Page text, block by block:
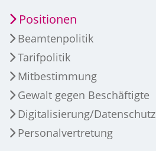
Positionen
Beamtenpolitik
Tarifpolitik
Mitbestimmung
Gewalt gegen Beschäftigte
Digitalisierung/Datenschutz
Personalvertretung